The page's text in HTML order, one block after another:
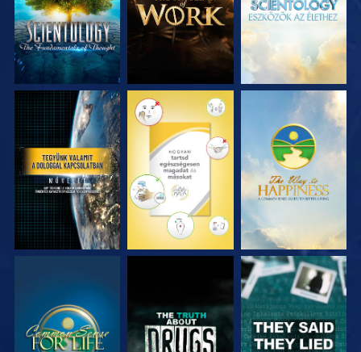
MŰSORNÉZÉS MŰSORNÉZÉS MŰSORNÉZÉS
MŰSORNÉZÉS MŰSORNÉZÉS MŰSORNÉZÉS